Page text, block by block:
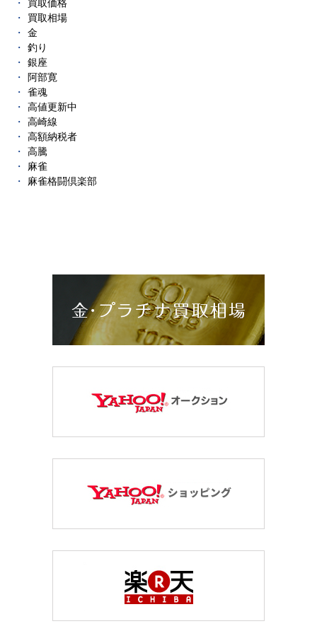
買取価格
買取相場
金
釣り
銀座
阿部寛
雀魂
高値更新中
高崎線
高額納税者
高騰
麻雀
麻雀格闘倶楽部